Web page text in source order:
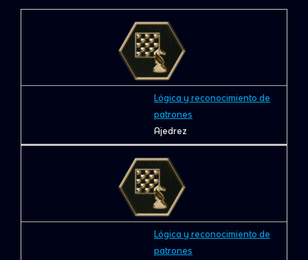
Lógica y reconocimiento de
patrones
Ajedrez
Lógica y reconocimiento de
patrones